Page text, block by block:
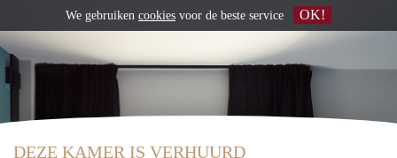
DEZE KAMER IS VERHUURD
We gebruiken cookies voor de beste service OK!